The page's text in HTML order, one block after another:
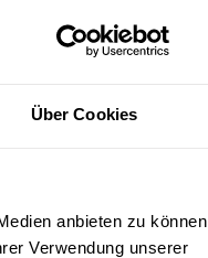
Über Cookies
anbieten zu können
Verwendung unserer